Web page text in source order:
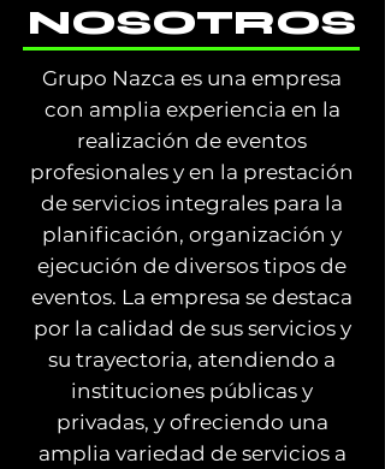
NOSOTROS
Grupo Nazca es una empresa
con amplia experiencia en la
realización de eventos
profesionales y en la prestación
de servicios integrales para la
planificación, organización y
ejecución de diversos tipos de
eventos. La empresa se destaca
por la calidad de sus servicios y
su trayectoria, atendiendo a
instituciones públicas y
privadas, y ofreciendo una
amplia variedad de servicios a